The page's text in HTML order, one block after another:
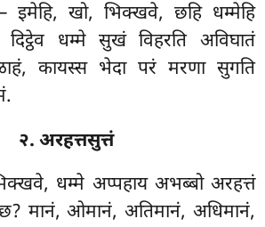
इमेहि, खो, भिक्खवे, छहि धम्मेहि
दिट्ठेव धम्मे सुखं विहरति अविघातं
कायस्स भेदा परं मरणा सुगति
२. अरहत्तसुत्तं
धम्मे अप्पहाय अभब्बो अरहत्तं
मानं, ओमानं, अतिमानं, अधिमानं,